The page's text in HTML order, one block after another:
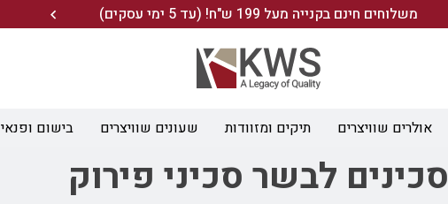
משלוחים חינם בקנייה מעל 199 ש"ח! (עד 5 ימי עסקים)
אולרים שוויצרים תיקים ומזוודות שעונים שוויצרים בישום ופנאי
סכינים לבשר סכיני פירוק